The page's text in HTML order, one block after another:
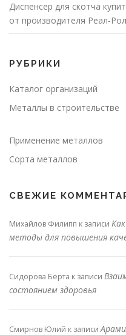
Диспенсер для скотча
от производителя Реал-
РУБРИКИ
Каталог организаций
Металлы в строительстве
Применение металлов
Сорта металлов
СВЕЖИЕ
Михайлов Филипп к записи
методы для повышения
Сидорова Берта к записи
состоянием здоровья
Смирнов Юлий к записи